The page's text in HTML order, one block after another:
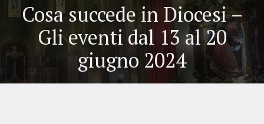
Cosa succede in Diocesi –
Gli eventi dal 13 al 20
giugno 2024